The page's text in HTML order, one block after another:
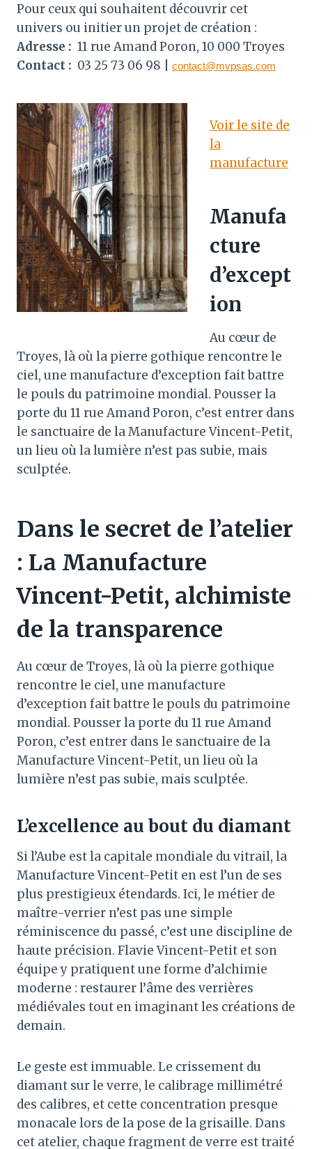
Pour ceux qui souhaitent découvrir cet
univers ou initier un projet de création :
Adresse : 11 rue Amand Poron, 10 000 Troyes
Contact : 03 25 73 06 98 | contact@mvpsas.com
Voir le site de
la
manufacture
Manufa
cture
d’except
ion
Au cœur de
Troyes, là où la pierre gothique rencontre le
ciel, une manufacture d’exception fait battre
le pouls du patrimoine mondial. Pousser la
porte du 11 rue Amand Poron, c’est entrer dans
le sanctuaire de la Manufacture Vincent-Petit,
un lieu où la lumière n’est pas subie, mais
sculptée.
Dans le secret de l’atelier
: La Manufacture
Vincent-Petit, alchimiste
de la transparence
Au cœur de Troyes, là où la pierre gothique
rencontre le ciel, une manufacture
d’exception fait battre le pouls du patrimoine
mondial. Pousser la porte du 11 rue Amand
Poron, c’est entrer dans le sanctuaire de la
Manufacture Vincent-Petit, un lieu où la
lumière n’est pas subie, mais sculptée.
L’excellence au bout du diamant
Si l’Aube est la capitale mondiale du vitrail, la
Manufacture Vincent-Petit en est l’un de ses
plus prestigieux étendards. Ici, le métier de
maître-verrier n’est pas une simple
réminiscence du passé, c’est une discipline de
haute précision. Flavie Vincent-Petit et son
équipe y pratiquent une forme d’alchimie
moderne : restaurer l’âme des verrières
médiévales tout en imaginant les créations de
demain.
Le geste est immuable. Le crissement du
diamant sur le verre, le calibrage millimétré
des calibres, et cette concentration presque
monacale lors de la pose de la grisaille. Dans
cet atelier, chaque fragment de verre est traité